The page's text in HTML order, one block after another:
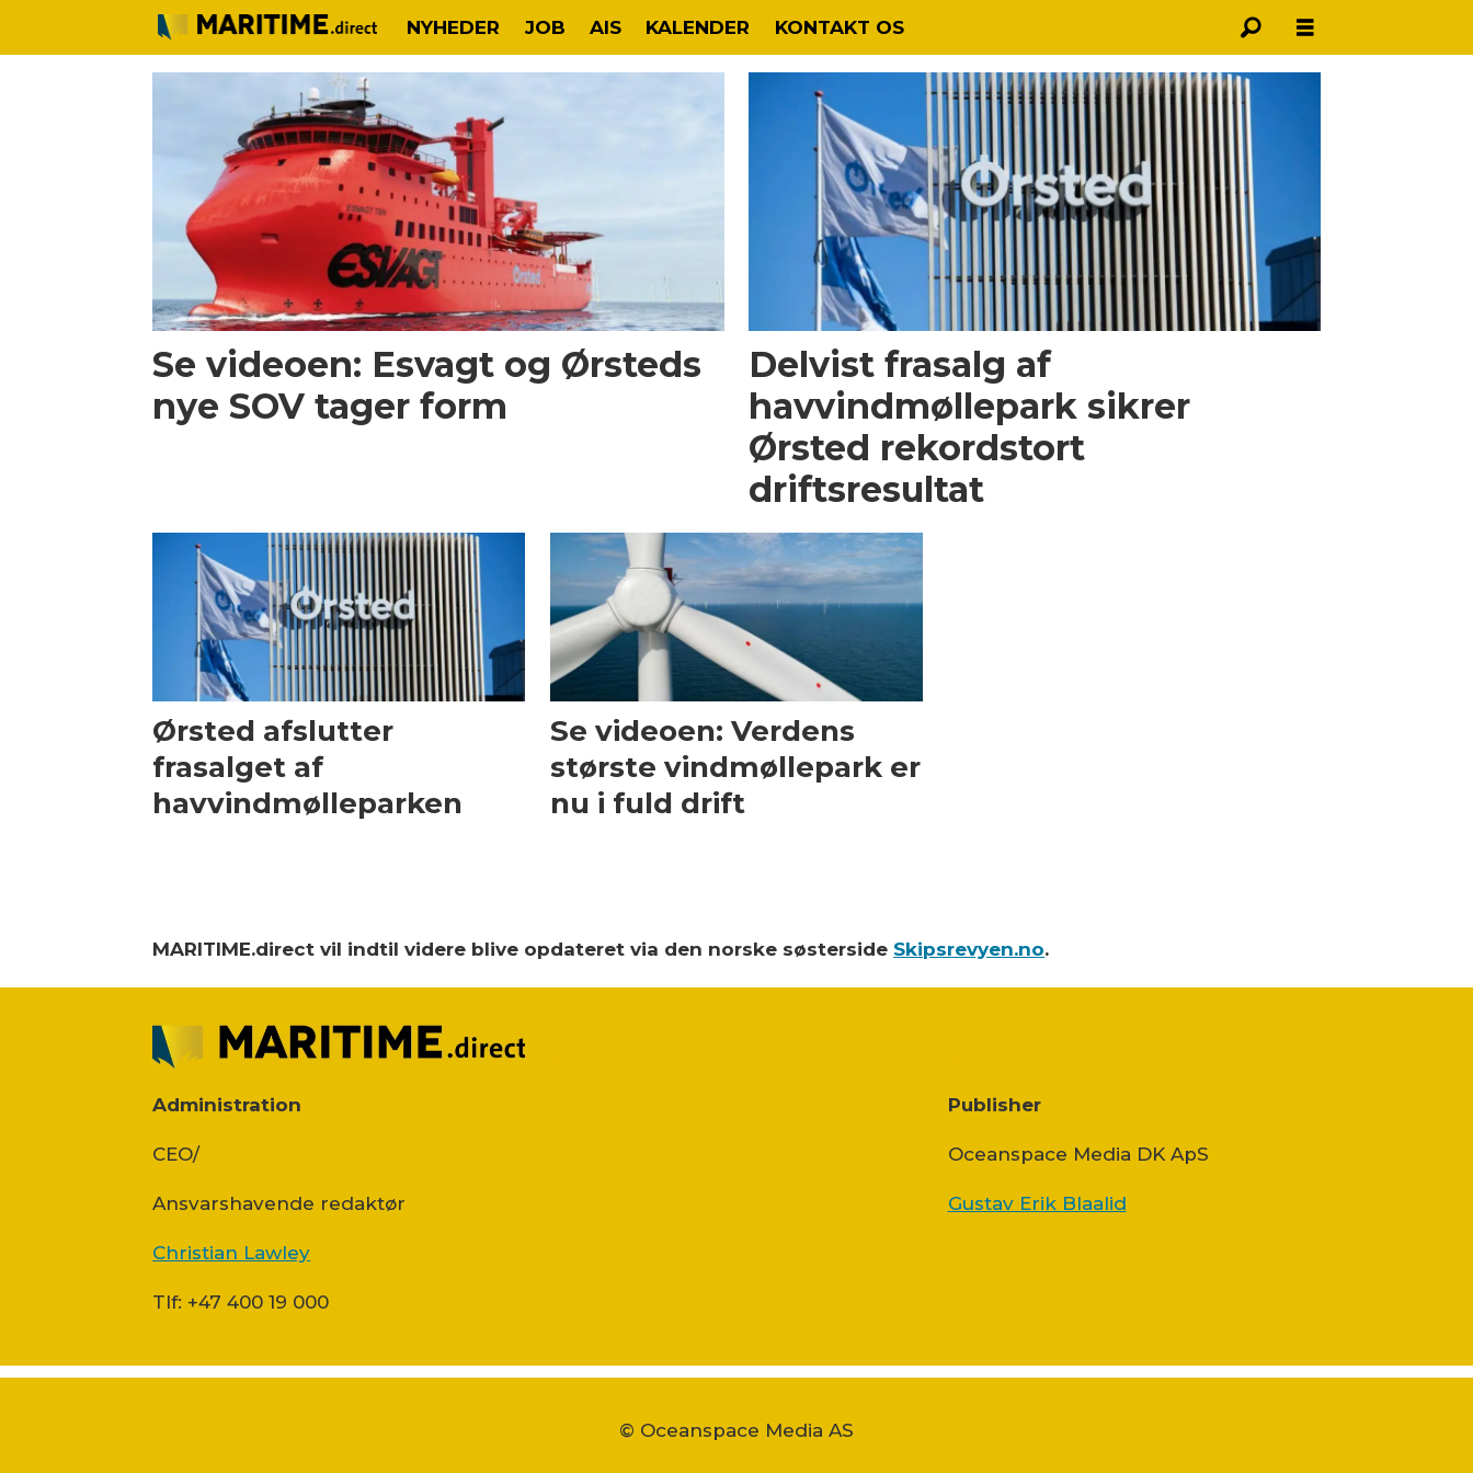
NYHEDER JOB AIS KALENDER KONTAKT OS
Se videoen: Esvagt og Ørsteds
nye SOV tager form
Delvist frasalg af
havvindmøllepark sikrer
Ørsted rekordstort
driftsresultat
Ørsted afslutter
frasalget af
havvindmølleparken
Se videoen: Verdens
største vindmøllepark er
nu i fuld drift
MARITIME.direct vil indtil videre blive opdateret via den norske søsterside Skipsrevyen.no.
Administration
CEO/
Ansvars­havende redaktør
Christian Lawley
Tlf: +47 400 19 000
Publisher
Oceanspace Media DK ApS
Gustav Erik Blaalid
© Oceanspace Media AS